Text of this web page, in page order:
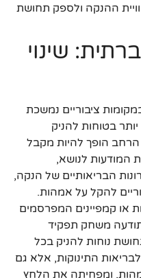
ההנקה ולספק תחושת
שינוי
ציבוריים נמשכת
בטוחות להניק
הרחב הופך להיות מקבל
המודעות לנושא,
הבריאותיים של הנקה,
להקל על אמהות.
או קמפיינים המפרסמים
משחק תפקיד
נוחות להניק בכל
התינוקות, אלא גם
ומפחיתה את הלחץ